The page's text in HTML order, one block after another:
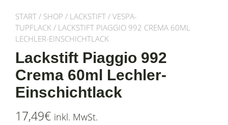
START / SHOP / LACKSTIFT / VESPA-
TUPFLACK / LACKSTIFT PIAGGIO 992 CREMA 60ML
LECHLER-EINSCHICHTLACK
Lackstift Piaggio 992
Crema 60ml Lechler-
Einschichtlack
17,49€ inkl. MwSt.